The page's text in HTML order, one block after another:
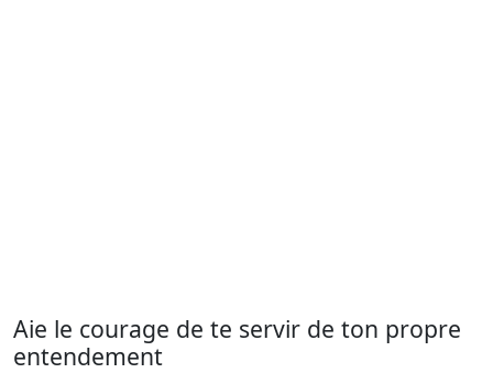
Aie le courage de te servir de ton propre
entendement